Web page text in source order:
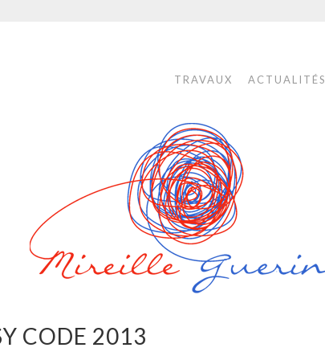
TRAVAUX ACTUALITÉS
CODE 2013